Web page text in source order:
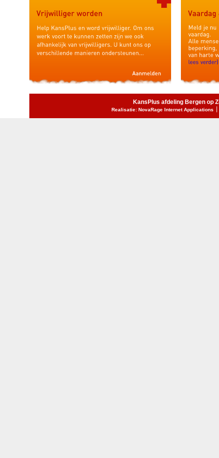
KansPlus afdeling Bergen op
Realisatie: NovaRage Internet Applications